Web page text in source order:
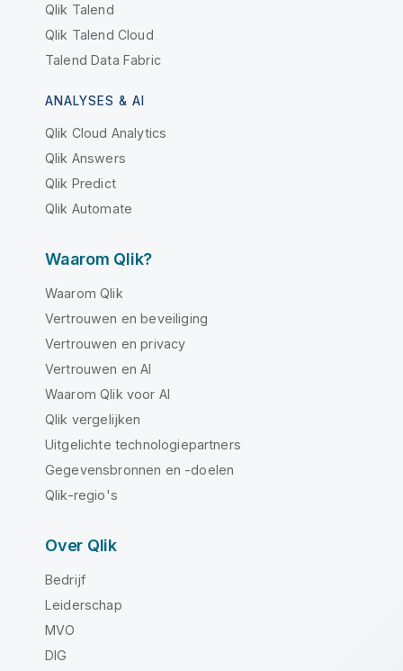
Qlik Talend
Qlik Talend Cloud
Talend Data Fabric
ANALYSES & AI
Qlik Cloud Analytics
Qlik Answers
Qlik Predict
Qlik Automate
Waarom Qlik?
Waarom Qlik
Vertrouwen en beveiliging
Vertrouwen en privacy
Vertrouwen en AI
Waarom Qlik voor AI
Qlik vergelijken
Uitgelichte technologiepartners
Gegevensbronnen en -doelen
Qlik-regio's
Over Qlik
Bedrijf
Leiderschap
MVO
DIG